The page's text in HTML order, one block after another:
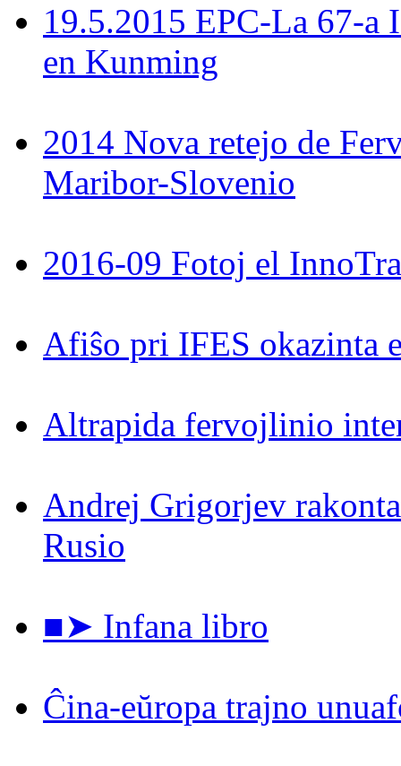
19.5.2015 EPC-La 67-a
en Kunming
2014 Nova retejo de
Maribor-Slovenio
2016-09 Fotoj el
Afiŝo pri IFES okazinta
Altrapida fervojlinio
Andrej Grigorjev
Rusio
■➤ Infana libro
Ĉina-eŭropa trajno